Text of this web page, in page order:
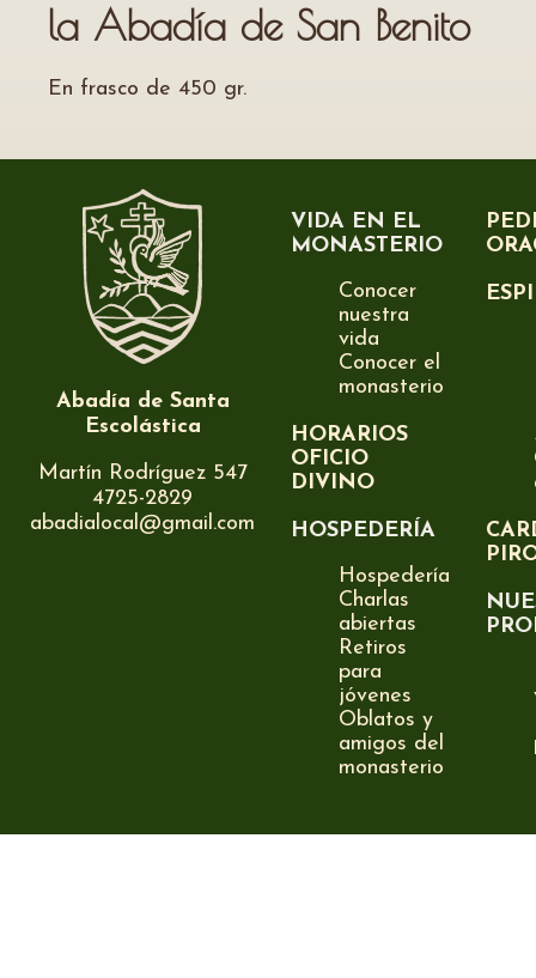
la Abadía de San Benito
En frasco de 450 gr.
Abadía de Santa
Escolástica
Martín Rodríguez 547
4725-2829
abadialocal@gmail.com
VIDA EN EL
MONASTERIO
Conocer
nuestra
vida
Conocer el
monasterio
HORARIOS
OFICIO
DIVINO
HOSPEDERÍA
Hospedería
Charlas
abiertas
Retiros
para
jóvenes
Oblatos y
amigos del
monasterio